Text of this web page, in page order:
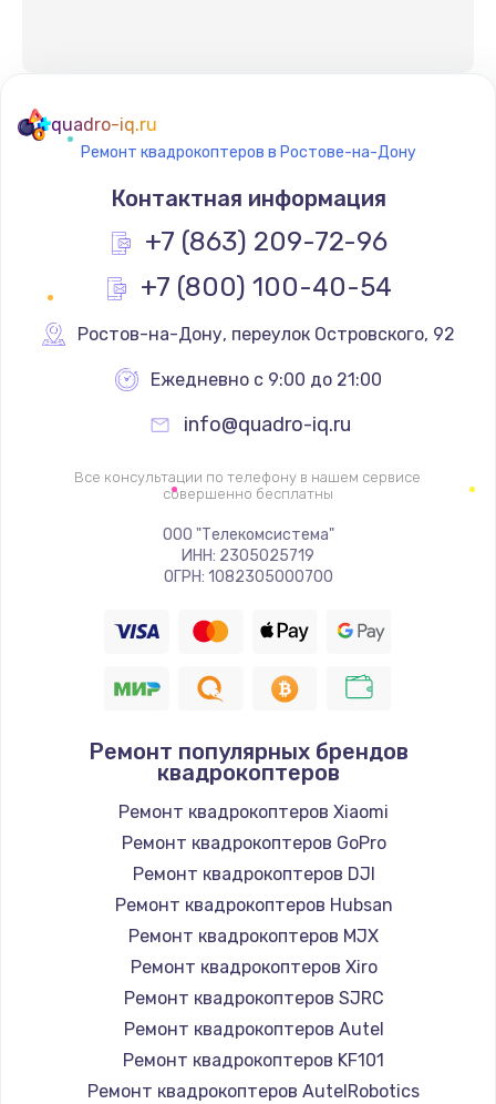
quadro-iq.ru
Ремонт квадрокоптеров в Ростове-на-Дону
Контактная информация
+7 (863) 209-72-96
+7 (800) 100-40-54
Ростов-на-Дону, переулок Островского, 92
Ежедневно с 9:00 до 21:00
info@quadro-iq.ru
Все консультации по телефону в нашем сервисе
совершенно бесплатны
ООО "Телекомсистема"
ИНН: 2305025719
ОГРН: 1082305000700
Ремонт популярных брендов
квадрокоптеров
Ремонт квадрокоптеров Xiaomi
Ремонт квадрокоптеров GoPro
Ремонт квадрокоптеров DJI
Ремонт квадрокоптеров Hubsan
Ремонт квадрокоптеров MJX
Ремонт квадрокоптеров Xiro
Ремонт квадрокоптеров SJRC
Ремонт квадрокоптеров Autel
Ремонт квадрокоптеров KF101
Ремонт квадрокоптеров AutelRobotics